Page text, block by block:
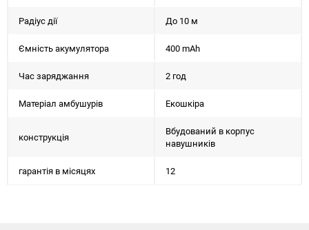
Радіус дії До 10 м
Ємність акумулятора 400 mAh
Час заряджання 2 год
Матеріал амбушурів Екошкіра
конструкція
Вбудований в корпус
навушників
гарантія в місяцях 12